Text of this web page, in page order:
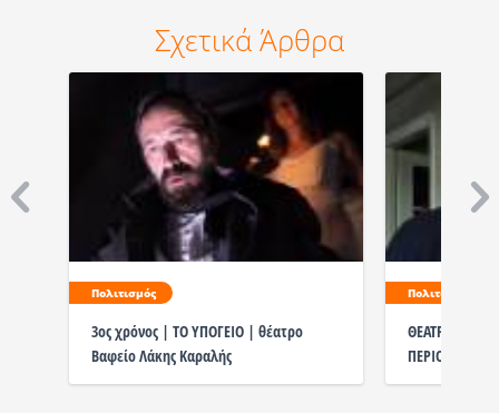
Σχετικά Άρθρα
Πολιτισμός
3ος χρόνος | ΤΟ ΥΠΟΓΕΙΟ | θέατρο
Βαφείο Λάκης Καραλής
Πολιτισμός
ΘΕΑΤΡΟ ΕΝ-Α
ΠΕΡΙΟΔΟΥ